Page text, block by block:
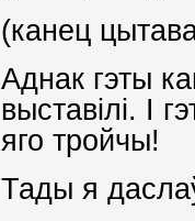
(канец
Аднак гэты
выставілі. І
яго тройчы!
Тады я